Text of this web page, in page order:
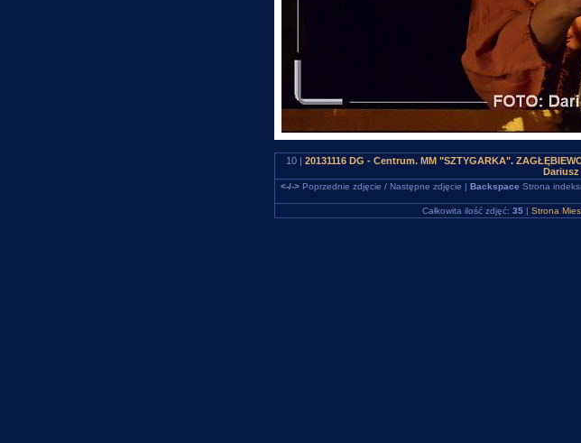
10 | 20131116 DG - Centrum. MM "SZTYGARKA".
<-/->Poprzednie zdjęcie / Następne zdjęcie | Backspace Strona
Całkowita ilość zdjęć: 35 | Strona